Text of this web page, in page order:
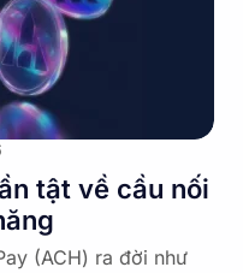
tật về cầu nối
(ACH) ra đời như